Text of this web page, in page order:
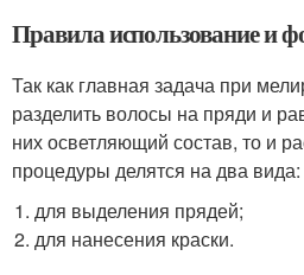
Правила использование и
Так как главная задача при
разделить волосы на пряди и
них осветляющий состав, то и
процедуры делятся на два вида:
для выделения прядей;
для нанесения краски.